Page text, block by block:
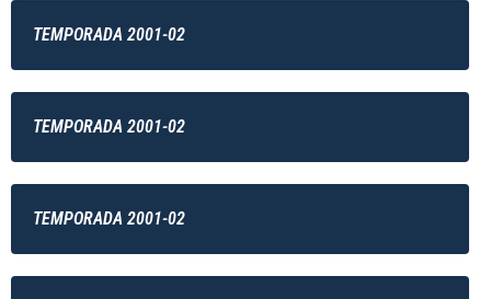
TEMPORADA 2001-02
TEMPORADA 2001-02
TEMPORADA 2001-02